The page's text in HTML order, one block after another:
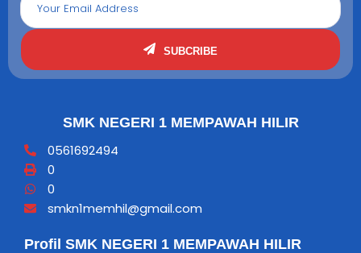
SUBCRIBE
SMK NEGERI 1 MEMPAWAH HILIR
0561692494
0
0
smkn1memhil@gmail.com
Profil SMK NEGERI 1 MEMPAWAH HILIR